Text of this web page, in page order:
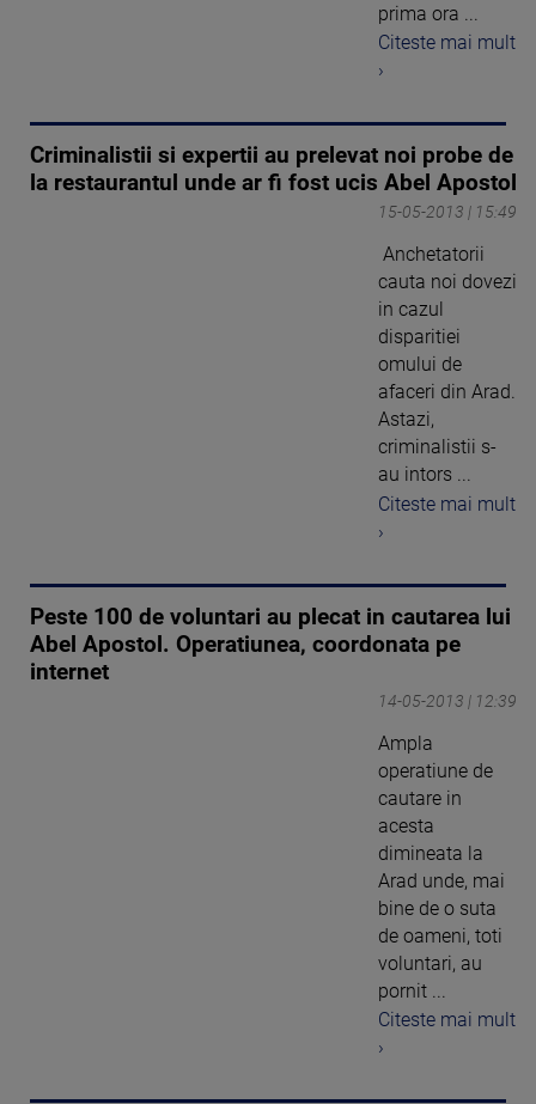
prima ora ...
Citeste mai mult
›
Criminalistii si expertii au prelevat noi probe de
la restaurantul unde ar fi fost ucis Abel Apostol
15-05-2013 | 15:49
Anchetatorii
cauta noi dovezi
in cazul
disparitiei
omului de
afaceri din Arad.
Astazi,
criminalistii s-
au intors ...
Citeste mai mult
›
Peste 100 de voluntari au plecat in cautarea lui
Abel Apostol. Operatiunea, coordonata pe
internet
14-05-2013 | 12:39
Ampla
operatiune de
cautare in
acesta
dimineata la
Arad unde, mai
bine de o suta
de oameni, toti
voluntari, au
pornit ...
Citeste mai mult
›